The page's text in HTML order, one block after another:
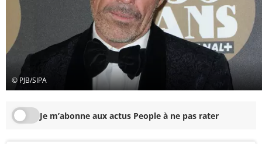
© PJB/SIPA
Je m’abonne aux actus People à ne pas rater